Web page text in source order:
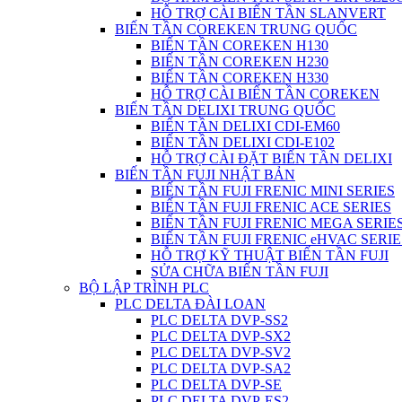
HỖ TRỢ CÀI BIẾN TẦN SLANVERT
BIẾN TẦN COREKEN TRUNG QUỐC
BIẾN TẦN COREKEN H130
BIẾN TẦN COREKEN H230
BIẾN TẦN COREKEN H330
HỖ TRỢ CÀI BIẾN TẦN COREKEN
BIẾN TẦN DELIXI TRUNG QUỐC
BIẾN TẦN DELIXI CDI-EM60
BIẾN TẦN DELIXI CDI-E102
HỖ TRỢ CÀI ĐẶT BIẾN TẦN DELIXI
BIẾN TẦN FUJI NHẬT BẢN
BIẾN TẦN FUJI FRENIC MINI SERIES
BIẾN TẦN FUJI FRENIC ACE SERIES
BIẾN TẦN FUJI FRENIC MEGA
BIẾN TẦN FUJI FRENIC eHVAC
HỖ TRỢ KỸ THUẬT BIẾN TẦN FUJI
SỬA CHỮA BIẾN TẦN FUJI
BỘ LẬP TRÌNH PLC
PLC DELTA ĐÀI LOAN
PLC DELTA DVP-SS2
PLC DELTA DVP-SX2
PLC DELTA DVP-SV2
PLC DELTA DVP-SA2
PLC DELTA DVP-SE